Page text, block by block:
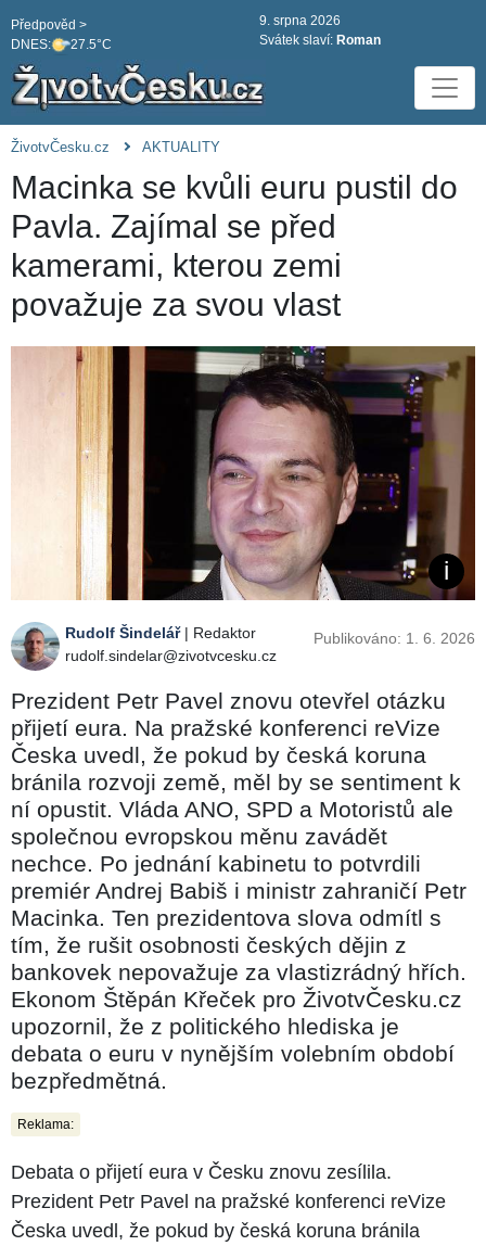
DNES: 27.5°C
Předpověd >
9. srpna 2026
Svátek slaví: Roman
ŽivotvČesku.cz AKTUALITY
Macinka se kvůli euru pustil do
Pavla. Zajímal se před
kamerami, kterou zemi
považuje za svou vlast
Rudolf Šindelář| Redaktor
rudolf.sindelar@zivotvcesku.cz
Publikováno: 1. 6. 2026
Prezident Petr Pavel znovu otevřel otázku
přijetí eura. Na pražské konferenci reVize
Česka uvedl, že pokud by česká koruna
bránila rozvoji země, měl by se sentiment k
ní opustit. Vláda ANO, SPD a Motoristů ale
společnou evropskou měnu zavádět
nechce. Po jednání kabinetu to potvrdili
premiér Andrej Babiš i ministr zahraničí Petr
Macinka. Ten prezidentova slova odmítl s
tím, že rušit osobnosti českých dějin z
bankovek nepovažuje za vlastizrádný hřích.
Ekonom Štěpán Křeček pro ŽivotvČesku.cz
upozornil, že z politického hlediska je
debata o euru v nynějším volebním období
bezpředmětná.
Reklama:
Debata o přijetí eura v Česku znovu zesílila.
Prezident Petr Pavel na pražské konferenci reVize
Česka uvedl, že pokud by česká koruna bránila